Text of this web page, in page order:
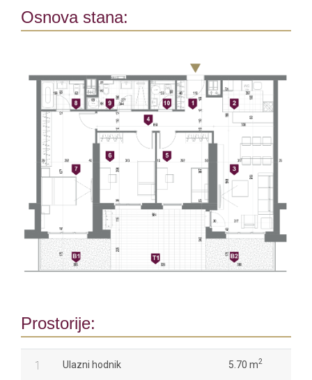
Osnova stana:
Prostorije:
1 Ulazni hodnik 5.70 m2